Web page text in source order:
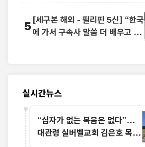
5 [세구본 해외 - 필리핀 5신] “한국
에 가서 구속사 말씀 더 배우고 싶
실시간뉴스
“십자가 없는 복음은 없다”…
대관령 실버벨교회 김은호 목사